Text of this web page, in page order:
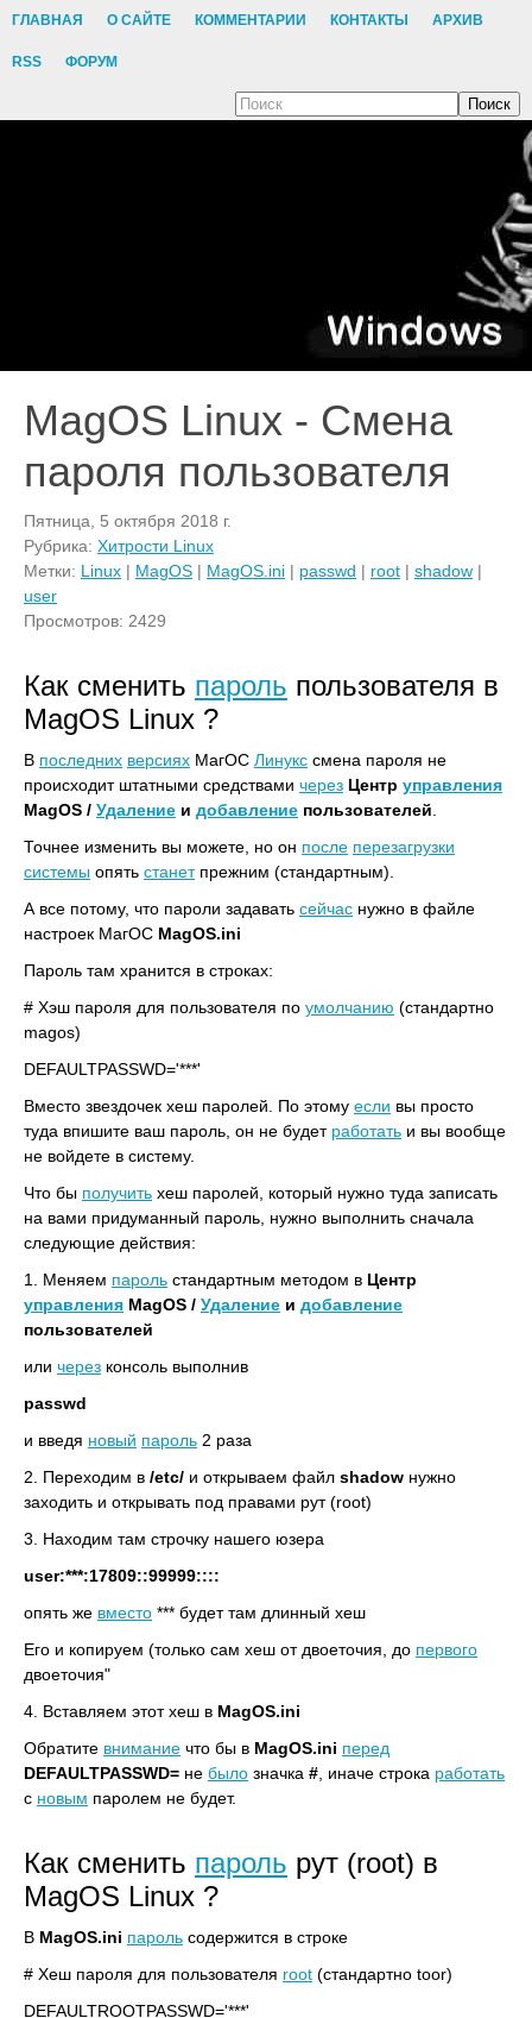
ГЛАВНАЯ О САЙТЕ КОММЕНТАРИИ КОНТАКТЫ АРХИВ
RSS ФОРУМ
Поиск
MagOS Linux - Смена
пароля пользователя
Пятница, 5 октября 2018 г.
Рубрика: Хитрости Linux
Метки: Linux | MagOS | MagOS.ini | passwd | root | shadow |
user
Просмотров: 2429
Как сменить пароль пользователя в
MagOS Linux ?
В последних версиях МагОС Линукс смена пароля не
происходит штатными средствами через Центр управления
MagOS / Удаление и добавление пользователей
Точнее изменить вы можете, но он после перезагрузки
системы опять станетпрежним (стандартным).
А все потому, что пароли задавать сейчас нужно в файле
настроек МагОС MagOS.ini
Пароль там хранится в строках:
# Хэш пароля для пользователя по умолчанию (стандартно
magos)
DEFAULTPASSWD='***'
Вместо звездочек хеш паролей. По этому если вы просто
туда впишите ваш пароль, он не будет работать и вы вообще
не войдете в систему.
Что бы получить хеш паролей, который нужно туда записать
на вами придуманный пароль, нужно выполнить сначала
следующие действия:
1. Меняем пароль стандартным методом в Центр
управления MagOS / Удаление и добавление
пользователей
или через консоль выполнив
passwd
и введя новый пароль 2 раза
2. Переходим в /etc/ и открываем файл shadow нужно
заходить и открывать под правами рут (root)
3. Находим там строчку нашего юзера
user:***:17809::99999::::
опять же вместо *** будет там длинный хеш
Его и копируем (только сам хеш от двоеточия, до первого
двоеточия"
4. Вставляем этот хеш в MagOS.ini
Обратите внимание что бы в MagOS.ini перед
DEFAULTPASSWD= не было значка # , иначе строка работать
с новым паролем не будет.
Как сменить пароль рут (root) в
MagOS Linux ?
В MagOS.ini пароль содержится в строке
# Хеш пароля для пользователя root (стандартно toor)
DEFAULTROOTPASSWD='***'